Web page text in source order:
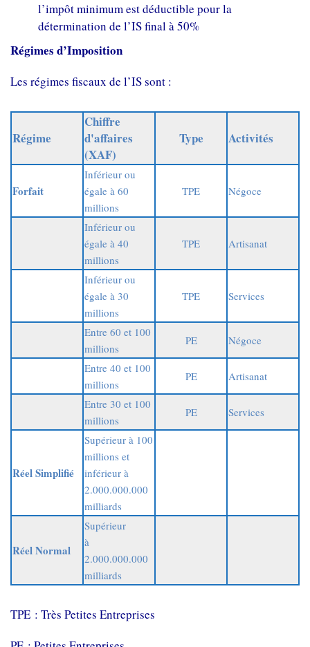
l’impôt minimum est déductible pour la
détermination de l’IS final à 50%
Régimes d’Imposition
Les régimes fiscaux de l’IS sont :
Régime
Chiffre
d'affaires
(XAF)
Type Activités
Forfait
Inférieur ou
égale à 60
millions
TPE Négoce
Inférieur ou
égale à 40
millions
TPE Artisanat
Inférieur ou
égale à 30
millions
TPE Services
Entre 60 et 100
millions
PE
Négoce
Entre 40 et 100
millions
PE
Artisanat
Entre 30 et 100
millions
PE Services
Réel Simplifié
Supérieur à 100
millions et
inférieur à
2.000.000.000
milliards
Réel Normal
Supérieur
à
2.000.000.000
milliards
TPE : Très Petites Entreprises